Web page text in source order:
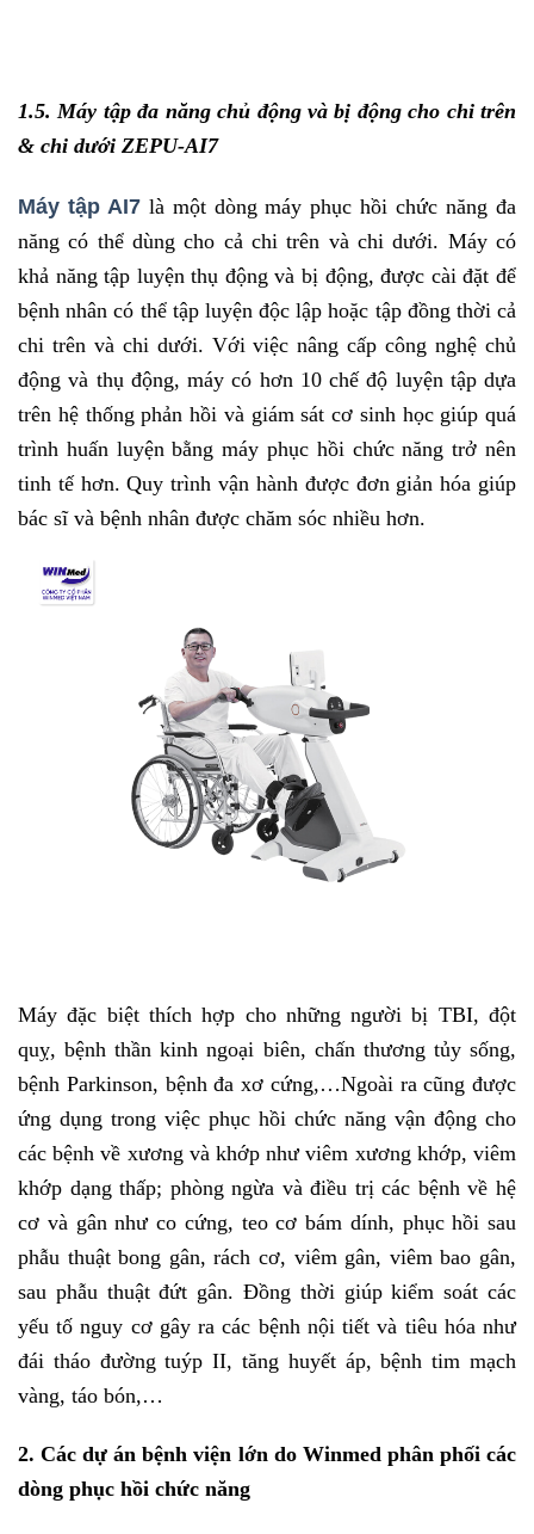
1.5. Máy tập đa năng chủ động và bị động cho chi trên
& chi dưới ZEPU-AI7
Máy tập AI7là một dòng máy phục hồi chức năng đa
năng có thể dùng cho cả chi trên và chi dưới. Máy có
khả năng tập luyện thụ động và bị động, được cài đặt để
bệnh nhân có thể tập luyện độc lập hoặc tập đồng thời cả
chi trên và chi dưới. Với việc nâng cấp công nghệ chủ
động và thụ động, máy có hơn 10 chế độ luyện tập dựa
trên hệ thống phản hồi và giám sát cơ sinh học giúp quá
trình huấn luyện bằng máy phục hồi chức năng trở nên
tinh tế hơn. Quy trình vận hành được đơn giản hóa giúp
bác sĩ và bệnh nhân được chăm sóc nhiều hơn.
Máy đặc biệt thích hợp cho những người bị TBI, đột
quỵ, bệnh thần kinh ngoại biên, chấn thương tủy sống,
bệnh Parkinson, bệnh đa xơ cứng,…Ngoài ra cũng được
ứng dụng trong việc phục hồi chức năng vận động cho
các bệnh về xương và khớp như viêm xương khớp, viêm
khớp dạng thấp; phòng ngừa và điều trị các bệnh về hệ
cơ và gân như co cứng, teo cơ bám dính, phục hồi sau
phẫu thuật bong gân, rách cơ, viêm gân, viêm bao gân,
sau phẫu thuật đứt gân. Đồng thời giúp kiểm soát các
yếu tố nguy cơ gây ra các bệnh nội tiết và tiêu hóa như
đái tháo đường tuýp II, tăng huyết áp, bệnh tim mạch
vàng, táo bón,…
2. Các dự án bệnh viện lớn do Winmed phân phối các
dòng phục hồi chức năng